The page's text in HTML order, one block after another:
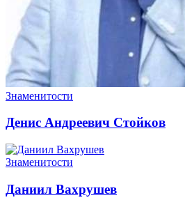
Знаменитости
Денис Андреевич Стойков
Знаменитости
Даниил Вахрушев